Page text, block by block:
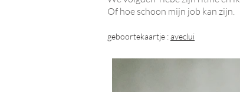
Of hoe schoon mijn job kan zijn.
geboortekaartje :aveclui